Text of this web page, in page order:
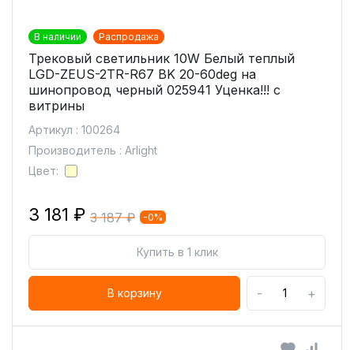
В наличии Распродажа
Трековый светильник 10W Белый теплый
LGD-ZEUS-2TR-R67 BK 20-60deg на
шинопровод черный 025941 Уценка!!! с
витрины
Артикул : 100264
Производитель : Arlight
Цвет:
3 181 ₽ 3 187 ₽ -0%
Купить в 1 клик
В корзину - +